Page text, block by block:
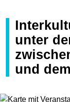
Interkulturelle Wochen 2025
unter
und